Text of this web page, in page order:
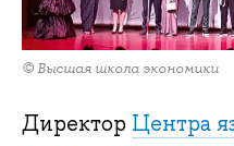
© Высшая школа экономики
Директор Центра